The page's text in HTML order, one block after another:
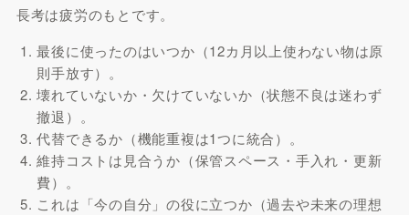
長考は疲労のもとです。
最後に使ったのはいつか（12カ月以上使わない物は原
則手放す）。
壊れていないか・欠けていないか（状態不良は迷わず
撤退）。
代替できるか（機能重複は1つに統合）。
維持コストは見合うか（保管スペース・手入れ・更新
費）。
これは「今の自分」の役に立つか（過去や未来の理想